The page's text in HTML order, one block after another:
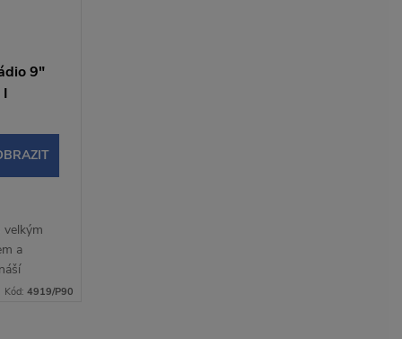
9"
a
během
Kód: 4919/P90